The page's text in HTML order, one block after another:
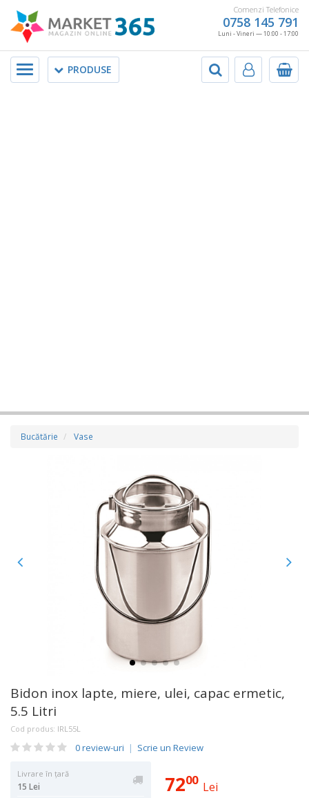
Comenzi Telefonice
0758 145 791
Luni - Vineri — 10:00 - 17:00
PRODUSE
Meniu
Bucătărie Vase
Bidon inox lapte, miere, ulei, capac ermetic,
5.5 Litri
Cod produs: IRL55L
0 review-uri | Scrie un Review
Livrare în țară
15 Lei 7200 Lei